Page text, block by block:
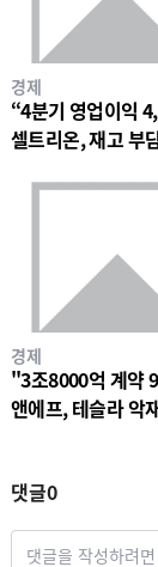
경제
“4분기 영업이익
셀트리온, 재고 부
경제
"3조8000억 계약
앤에프, 테슬라 악
댓글0
댓글을 작성하려